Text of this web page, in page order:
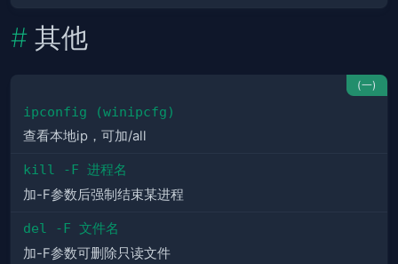
其他
(一)
ipconfig (winipcfg)
查看本地ip，可加/all
kill -F 进程名
加-F参数后强制结束某进程
del -F 文件名
加-F参数可删除只读文件